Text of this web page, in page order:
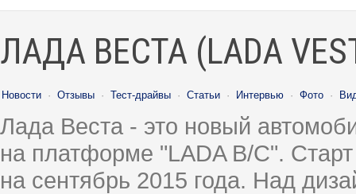
ЛАДА ВЕСТА (LADA
Новости · Отзывы · Тест-драйвы · Статьи · Интервью · Фото ·
Лада Веста - это новый
на платформе "LADA B/C".
на сентябрь 2015 года. Над